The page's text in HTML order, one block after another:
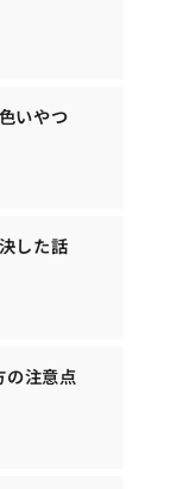
いやつ
した話
注意点